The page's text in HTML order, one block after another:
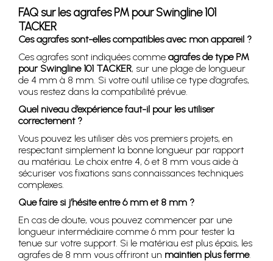
FAQ sur les agrafes PM pour Swingline 101
TACKER
Ces agrafes sont-elles compatibles avec mon appareil ?
Ces agrafes sont indiquées comme agrafes de type PM
pour Swingline 101 TACKER, sur une plage de longueur
de 4 mm à 8 mm. Si votre outil utilise ce type d’agrafes,
vous restez dans la compatibilité prévue.
Quel niveau d’expérience faut-il pour les utiliser
correctement ?
Vous pouvez les utiliser dès vos premiers projets, en
respectant simplement la bonne longueur par rapport
au matériau. Le choix entre 4, 6 et 8 mm vous aide à
sécuriser vos fixations sans connaissances techniques
complexes.
Que faire si j’hésite entre 6 mm et 8 mm ?
En cas de doute, vous pouvez commencer par une
longueur intermédiaire comme 6 mm pour tester la
tenue sur votre support. Si le matériau est plus épais, les
agrafes de 8 mm vous offriront un maintien plus ferme.